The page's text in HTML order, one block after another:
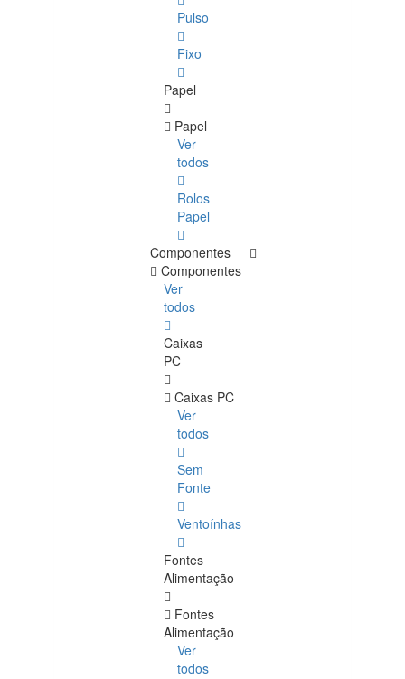
Pulso
Fixo
Papel
Papel
Ver
todos
Rolos
Papel
Componentes
Componentes
Ver
todos
Caixas
PC
Caixas PC
Ver
todos
Sem
Fonte
Ventoínhas
Fontes
Alimentação
Fontes
Alimentação
Ver
todos